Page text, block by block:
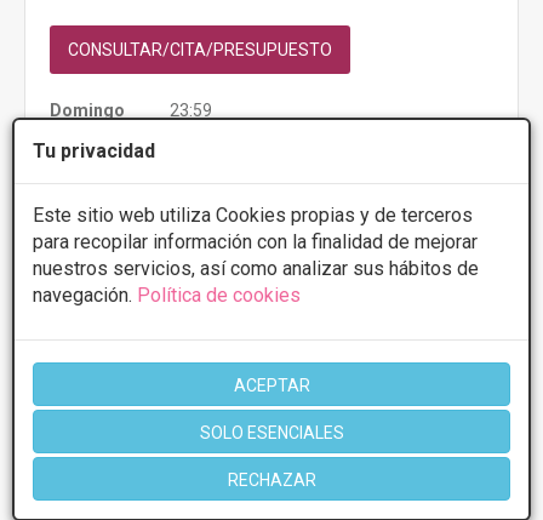
Tu privacidad
Este sitio web utiliza Cookies propias y de terceros
para recopilar información con la finalidad de mejorar
nuestros servicios, así como analizar sus hábitos de
navegación. Política de cookies
ACEPTAR
SOLO ESENCIALES
RECHAZAR
CONSULTAR/CITA/PRESUPUESTO
Domingo
23:59
Más información
FEDUCHY, 8 - 11001, Cádiz VER MAPA